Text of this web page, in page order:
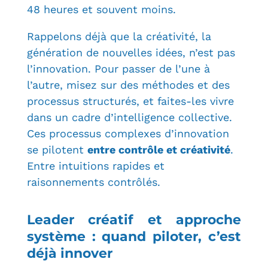
48 heures et souvent moins.
Rappelons déjà que la créativité, la
génération de nouvelles idées, n’est pas
l’innovation. Pour passer de l’une à
l’autre, misez sur des méthodes et des
processus structurés, et faites-les vivre
dans un cadre d’intelligence collective.
Ces processus complexes d’innovation
se pilotent entre contrôle et créativité.
Entre intuitions rapides et
raisonnements contrôlés.
Leader créatif et approche
système : quand piloter, c’est
déjà innover